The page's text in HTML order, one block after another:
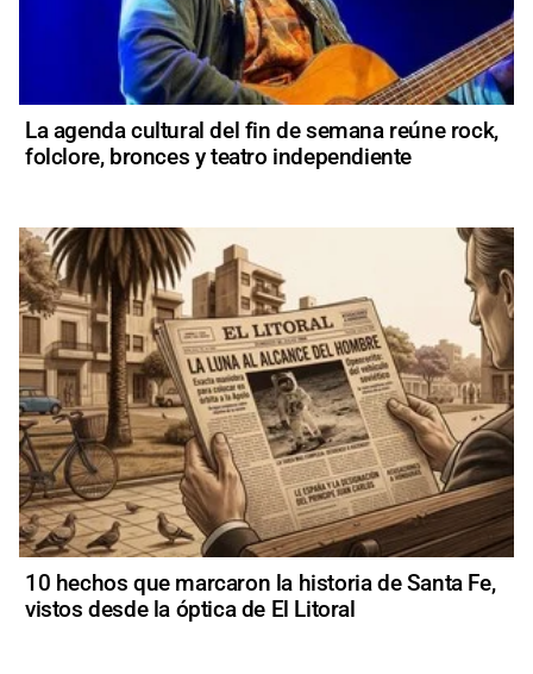
La agenda cultural del fin de semana reúne rock,
folclore, bronces y teatro independiente
10 hechos que marcaron la historia de Santa Fe,
vistos desde la óptica de El Litoral